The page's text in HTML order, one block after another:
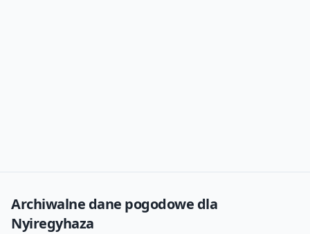
Archiwalne dane pogodowe dla
Nyiregyhaza